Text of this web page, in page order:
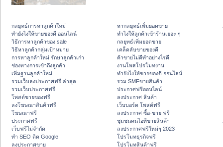
กลยุทธ์การหาลูกค้าใหม่
ทํายังไงให้ขายของดี ออนไลน์
วิธีการหาลูกค้าของ sale
วิธีหาลูกค้ากลุ่มเป้าหมาย
การหาลูกค้าใหม่ รักษาลูกค้าเก่า
ช่องทางการเข้าถึงลูกค้า
เพิ่มฐานลูกค้าใหม่
รวมเว็บลงประกาศฟรี ล่าสุด
รวมเว็บประกาศฟรี
โพสต์ขายของฟรี
ลงโฆษณาสินค้าฟรี
โฆษณาฟรี
ประกาศฟรี
เว็บฟรีไม่จำกัด
ทำ SEO ติด Google
ลงประกาศขาย
หากลยุทธ์เพิ่มยอดขาย
ทําไงให้ลูกค้าเข้าร้านเยอะ ๆ
กลยุทธ์เพิ่มยอดขาย
เคล็ดลับขายของดี
ค้าขายไม่ดีทำอย่างไรดี
งานโพสโปรโมทงาน
ทํายังไงให้ขายของดี ออนไลน์
รวม SMFขายสินค้า
ประกาศฟรีออนไลน์
ลงประกาศ สินค้า
เว็บบอร์ด โพสต์ฟรี
ลงประกาศ ซื้อ-ขาย ฟรี
ชุมชนคนไอทีขายสินค้า
ลงประกาศฟรีใหม่ๆ 2023
โปรโมทธุรกิจฟรี
โปรโมทสินค้าฟรี